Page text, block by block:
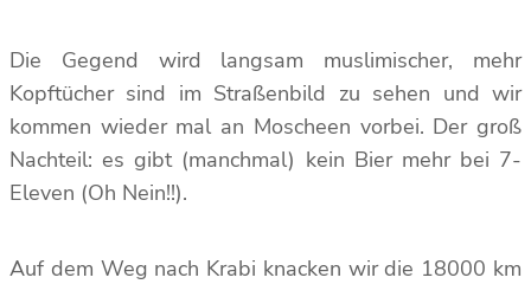
Die Gegend wird langsam muslimischer, mehr
Kopftücher sind im Straßenbild zu sehen und wir
kommen wieder mal an Moscheen vorbei. Der groß
Nachteil: es gibt (manchmal) kein Bier mehr bei 7-
Eleven (Oh Nein!!).
Auf dem Weg nach Krabi knacken wir die 18000 km